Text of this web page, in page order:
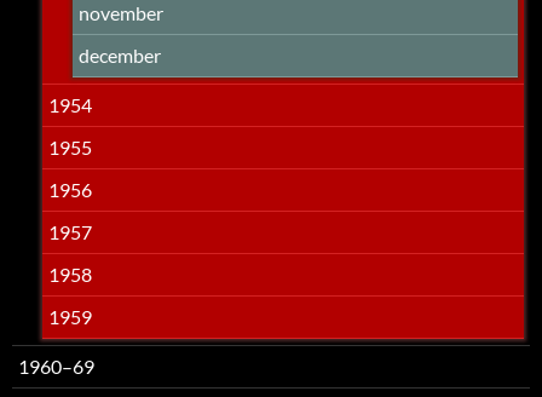
november
december
1954
1955
1956
1957
1958
1959
1960–69